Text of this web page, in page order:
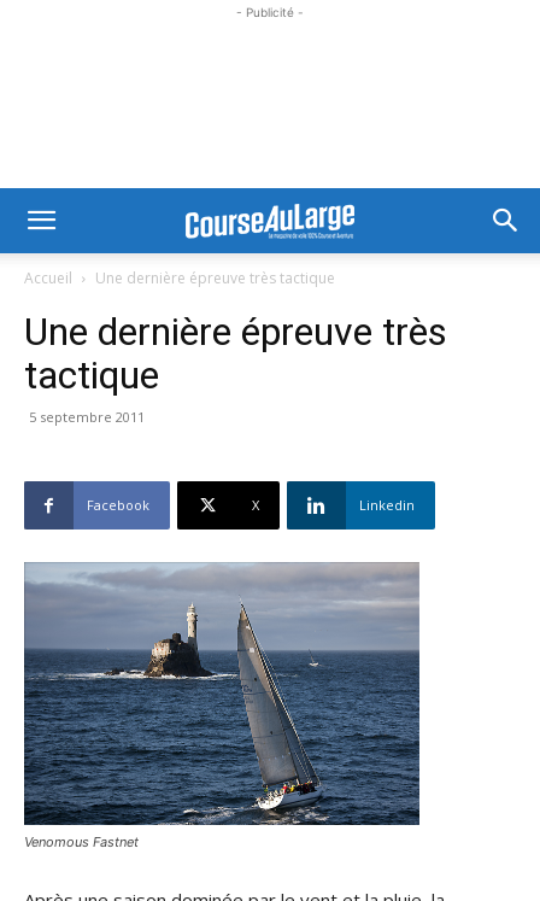
- Publicité -
Accueil Une dernière épreuve très tactique
Une dernière épreuve très
tactique
5 septembre 2011
Facebook X Linkedin
Venomous Fastnet